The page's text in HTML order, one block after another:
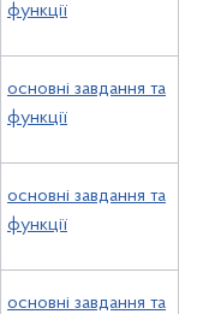
функції
основні завдання та
функції
основні завдання та
функції
основні завдання та